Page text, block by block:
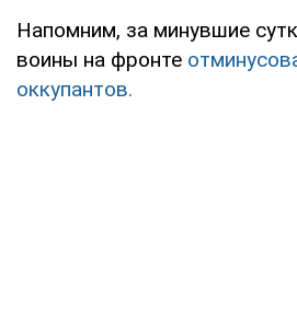
Напомним, за минувшие
воины на фронте
оккупантов.